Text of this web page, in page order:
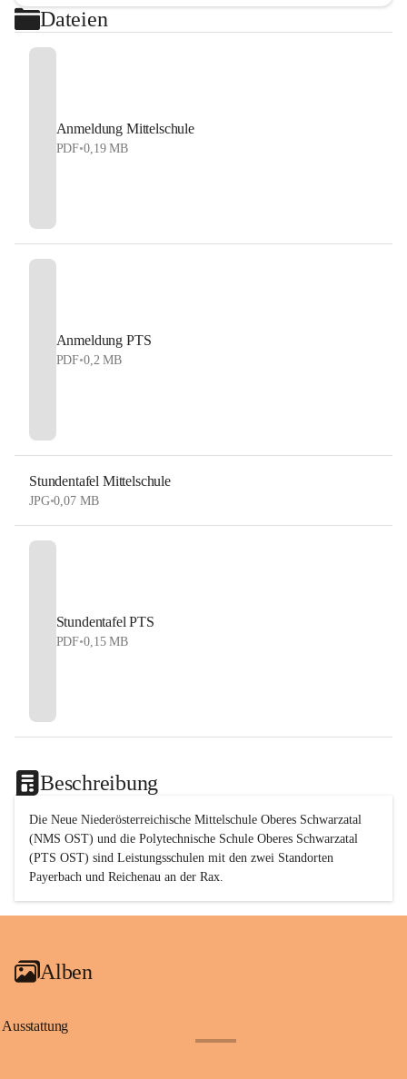
Dateien
Anmeldung Mittelschule
PDF•0,19 MB
Anmeldung PTS
PDF•0,2 MB
Stundentafel Mittelschule
JPG•0,07 MB
Stundentafel PTS
PDF•0,15 MB
Beschreibung
Die Neue Niederösterreichische Mittelschule Oberes Schwarzatal
(NMS OST) und die Polytechnische Schule Oberes Schwarzatal
(PTS OST) sind Leistungsschulen mit den zwei Standorten
Payerbach und Reichenau an der Rax.
Alben
Ausstattung